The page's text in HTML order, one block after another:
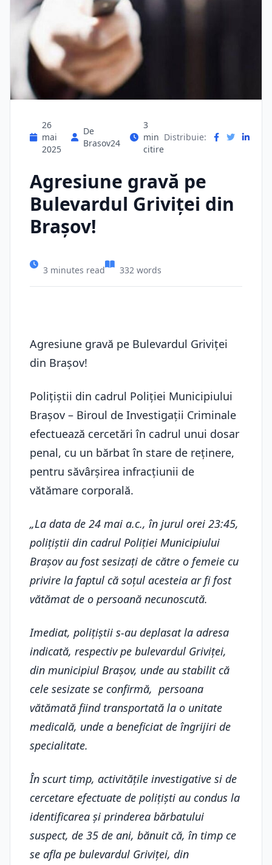
26
mai
2025
De
Brasov24
3
min
citire
Distribuie:
Agresiune gravă pe
Bulevardul Griviței din
Brașov!
3 minutes read 332 words
Agresiune gravă pe Bulevardul Griviței
din Brașov!
Polițiștii din cadrul Poliției Municipiului
Brașov – Biroul de Investigații Criminale
efectuează cercetări în cadrul unui dosar
penal, cu un bărbat în stare de reținere,
pentru săvârșirea infracțiunii de
vătămare corporală.
„La data de 24 mai a.c., în jurul orei 23:45,
polițiștii din cadrul Poliției Municipiului
Brașov au fost sesizați de către o femeie cu
privire la faptul că soțul acesteia ar fi fost
vătămat de o persoană necunoscută.
Imediat, polițiștii s-au deplasat la adresa
indicată, respectiv pe bulevardul Griviței,
din municipiul Brașov, unde au stabilit că
cele sesizate se confirmă, persoana
vătămată fiind transportată la o unitate
medicală, unde a beneficiat de îngrijiri de
specialitate.
În scurt timp, activitățile investigative si de
cercetare efectuate de polițiști au condus la
identificarea și prinderea bărbatului
suspect, de 35 de ani, bănuit că, în timp ce
se afla pe bulevardul Griviței, din